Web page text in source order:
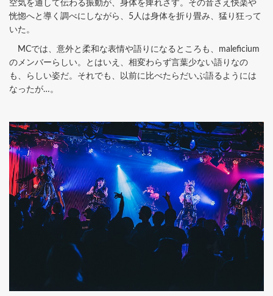
空気を通して伝わる振動が、身体を痺れさす。その音さえ快楽や
恍惚へと導く調べにしながら、5人は身体を折り畳み、猛り狂って
いた。
MCでは、意外と柔和な表情や語りになるところも、maleficium
のメンバーらしい。とはいえ、相変わらず言葉少ない語りなの
も、らしい姿だ。それでも、以前に比べたらだいぶ語るようには
なったが…。